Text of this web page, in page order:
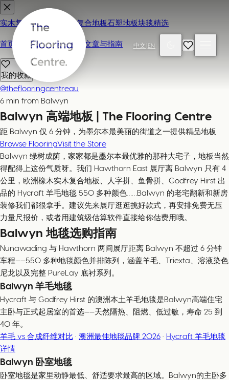
中文 |EN
实木复合地板 强化复合地板石塑地板块毯精选
首页 联系我们 / 来店参观 文章与指南
我的收藏
@theflooringcentreau
6 min from Balwyn
Balwyn 高端地板 | The Flooring Centre
距 Balwyn 仅 6 分钟，为墨尔本最美丽的街道之一提供精品地板
Browse FlooringVisit the Store
Balwyn 绿树成荫，家家都是墨尔本最优雅的那种大宅子，地板当然
得配得上这份气质呀。我们 Hawthorn East 展厅离 Balwyn 只有 4
公里，欧洲橡木实木复合地板、人字拼、鱼骨拼、Godfrey Hirst 出
品的 Hycraft 羊毛地毯 550 多种颜色……Balwyn 的老宅翻新和新房
装修我们都很拿手。建议先来展厅逛逛挑好款式，再安排免费无压
力量尺报价，或者用建筑级估算软件直接给你估费用哦。
Balwyn 地毯选购指南
Nunawading 与 Hawthorn 两间展厅距离 Balwyn 不超过 6 分钟
车程——550 多种地毯颜色并排陈列，涵盖羊毛、Triexta、溶液染色
尼龙以及完整 PureLay 底衬系列。
Balwyn 羊毛地毯
Hycraft 与 Godfrey Hirst 的澳洲本土羊毛地毯是Balwyn高端住宅
主卧与正式起居室的首选——天然隔热、阻燃、低过敏，寿命 25 到
40 年。
羊毛 vs 合成纤维对比 · 澳洲最佳地毯品牌 2026 · Hycraft 羊毛地毯
详情
Balwyn 卧室地毯
卧室地毯是家里动静最低、舒适要求最高的区域。Balwyn的主卧多